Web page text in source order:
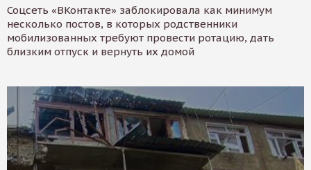
Соцсеть «ВКонтакте» заблокировала как минимум
несколько постов, в которых родственники
мобилизованных требуют провести ротацию, дать
близким отпуск и вернуть их домой